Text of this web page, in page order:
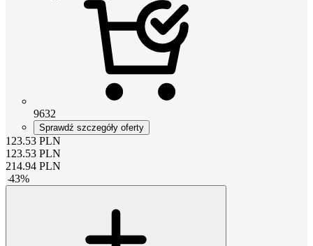
9632
Sprawdź szczegóły oferty
123.53 PLN
123.53 PLN
214.94 PLN
-43%